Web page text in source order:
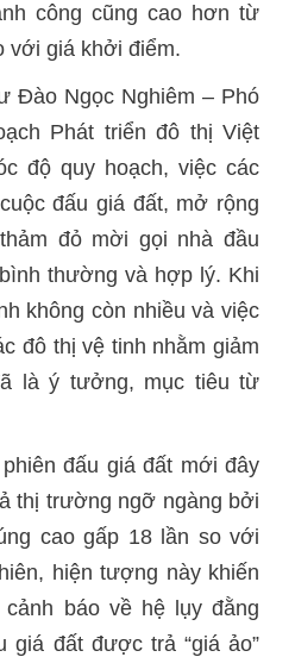
công cũng cao hơn từ
với giá khởi điểm.
Đào Ngọc Nghiêm – Phó
Phát triển đô thị Việt
độ quy hoạch, việc các
đấu giá đất, mở rộng
đỏ mời gọi nhà đầu
thường và hợp lý. Khi
không còn nhiều và việc
đô thị vệ tinh nhằm giảm
là ý tưởng, mục tiêu từ
đấu giá đất mới đây
thị trường ngỡ ngàng bởi
cao gấp 18 lần so với
hiện tượng này khiến
báo về hệ lụy đằng
giá đất được trả “giá ảo”